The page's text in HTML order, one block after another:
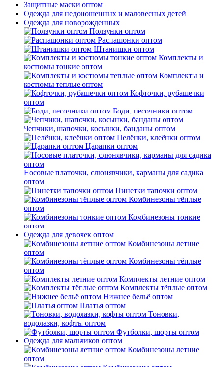
Защитные маски оптом
Одежда для недоношенных и маловесных детей
Одежда для новорожденных
Ползунки оптом
Распашонки оптом
Штанишки оптом
Комплекты и
костюмы тонкие оптом
Комплекты и
костюмы теплые оптом
Кофточки, рубашечки
оптом
Боди, песочники оптом
Чепчики, шапочки, косынки, банданы оптом
Пелёнки, клеёнки оптом
Царапки оптом
Носовые платочки, слюнявчики, карманы для садика
оптом
Пинетки тапочки оптом
Комбинезоны тёплые
оптом
Комбинезоны тонкие
оптом
Одежда для девочек оптом
Комбинезоны летние
оптом
Комбинезоны тёплые
оптом
Комплекты летние оптом
Комплекты тёплые оптом
Нижнее бельё оптом
Платья оптом
Тоновки,
водолазки, кофты оптом
Футболки, шорты оптом
Одежда для мальчиков оптом
Комбинезоны летние
оптом